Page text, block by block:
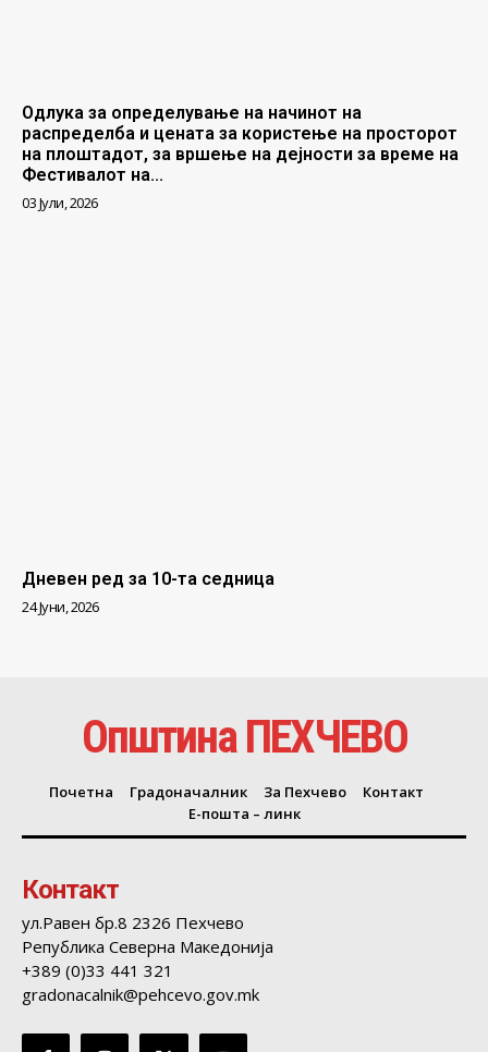
Одлука за определување на начинот на
распределба и цената за користење на просторот
на плоштадот, за вршење на дејности за време на
Фестивалот на...
03 Јули, 2026
Дневен ред за 10-та седница
24 Јуни, 2026
Општина ПЕХЧЕВО
Почетна Градоначалник За Пехчево
Контакт
Е-пошта – линк
Контакт
ул.Равен бр.8 2326 Пехчево
Република Северна Македонија
+389 (0)33 441 321
gradonacalnik@pehcevo.gov.mk